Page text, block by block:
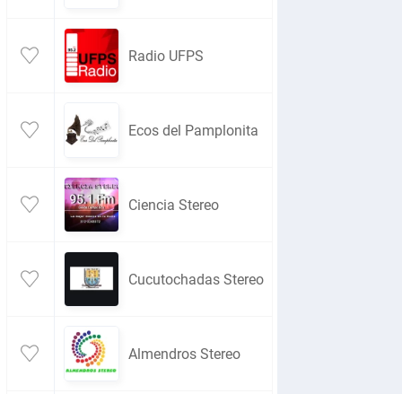
Radio UFPS
Ecos del Pamplonita
Ciencia Stereo
Cucutochadas Stereo
Almendros Stereo